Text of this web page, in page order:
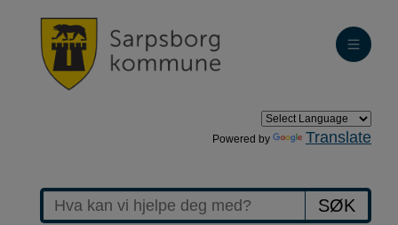
Powered by Translate
SØK